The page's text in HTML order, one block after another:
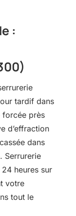
:
tardif dans
forcée près
d’effraction
dans
Serrurerie
heures sur
votre
tout le